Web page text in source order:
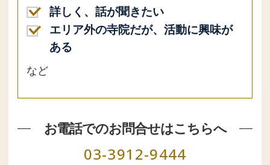
詳しく、話が聞きたい
エリア外の寺院だが、活動に興味が
ある
など
お電話でのお問合せはこちらへ
03-3912-9444